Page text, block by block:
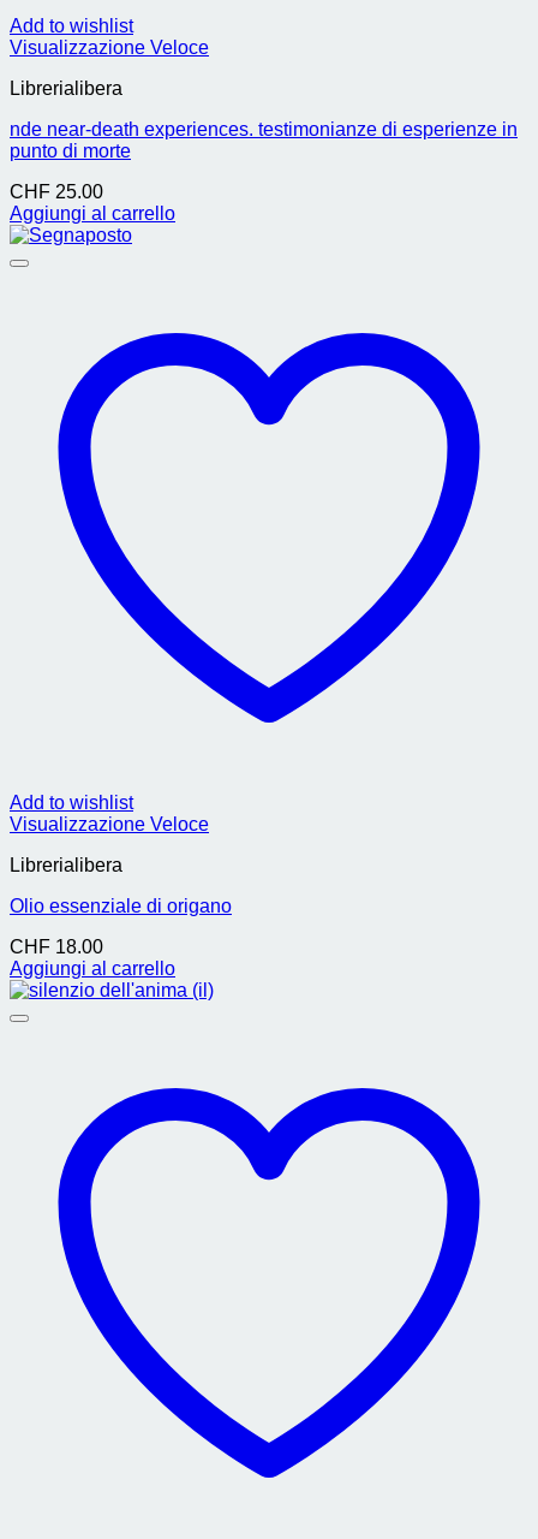
Add to wishlist
Visualizzazione Veloce
Librerialibera
nde near-death experiences. testimonianze di esperienze in
punto di morte
CHF 25.00
Aggiungi al carrello
Add to wishlist
Visualizzazione Veloce
Librerialibera
Olio essenziale di origano
CHF 18.00
Aggiungi al carrello